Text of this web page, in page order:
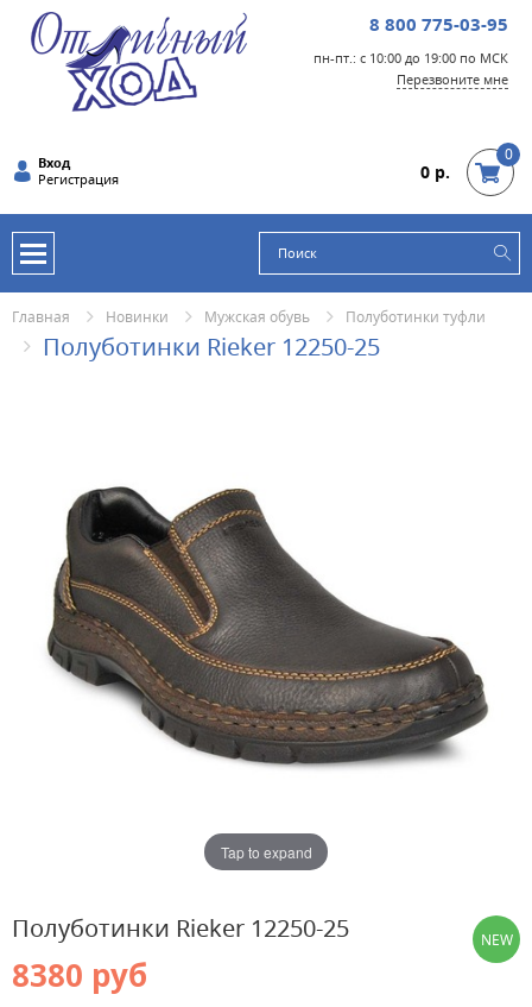
8 800 775-03-95
пн-пт.: с 10:00 до 19:00 по МСК
Перезвоните мне
Вход
Регистрация
0 р.
0
Главная Новинки Мужская обувь Полуботинки туфли
Полуботинки Rieker 12250-25
Tap to expand
Полуботинки Rieker 12250-25
8380 руб
NEW